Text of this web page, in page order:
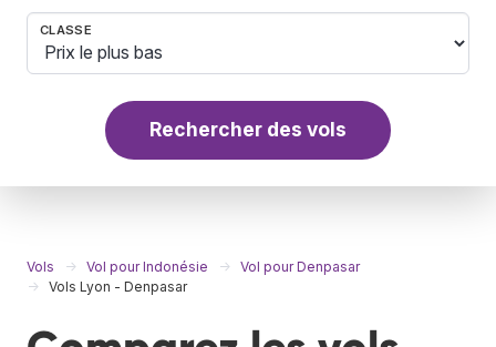
CLASSE
Rechercher des vols
Vols Vol pour Indonésie
Vol pour Denpasar
Vols Lyon - Denpasar